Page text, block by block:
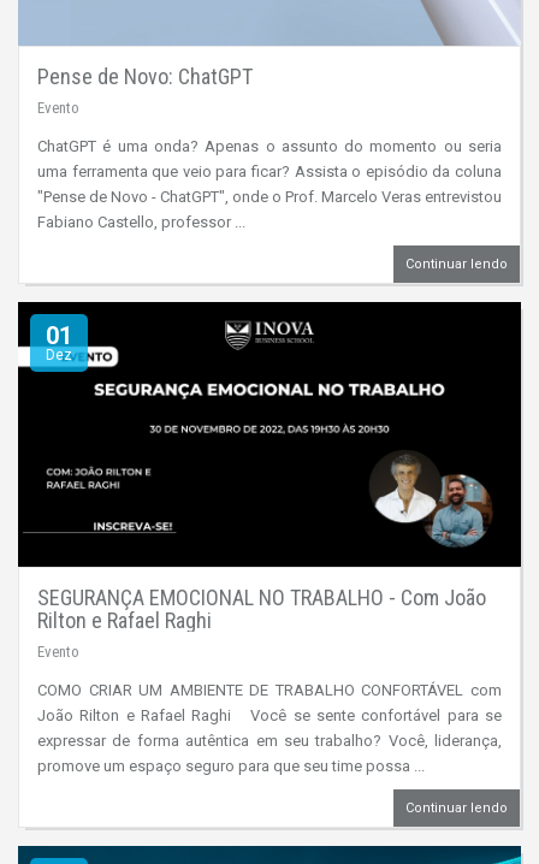
Pense de Novo: ChatGPT
Evento
ChatGPT é uma onda? Apenas o assunto do momento ou seria
uma ferramenta que veio para ficar? Assista o episódio da coluna
"Pense de Novo - ChatGPT", onde o Prof. Marcelo Veras entrevistou
Fabiano Castello, professor ...
Continuar lendo
01
Dez
SEGURANÇA EMOCIONAL NO TRABALHO - Com João
Rilton e Rafael Raghi
Evento
COMO CRIAR UM AMBIENTE DE TRABALHO CONFORTÁVEL com
João Rilton e Rafael Raghi Você se sente confortável para se
expressar de forma autêntica em seu trabalho? Você, liderança,
promove um espaço seguro para que seu time possa ...
Continuar lendo